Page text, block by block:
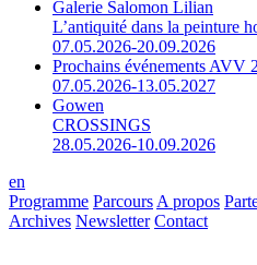
Galerie Salomon Lilian
L’antiquité dans la peinture
07.05.2026-20.09.2026
Prochains événements AVV
07.05.2026-13.05.2027
Gowen
CROSSINGS
28.05.2026-10.09.2026
en
Programme Parcours A propos
Archives Newsletter Contact